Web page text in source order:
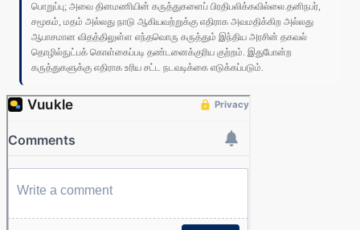
பொறுப்பு; அவை தினமணியின் கருத்துகளைப் பிரதிபலிக்கவில்லை.தனிநபர்,
சமூகம், மதம் அல்லது நாடு ஆகியவற்றுக்கு எதிராக அவமதிக்கிற அல்லது
ஆபாசமான விதத்திலுள்ள எந்தவொரு கருத்தும் இந்திய அரசின் தகவல்
தொழில்நுட்பக் கொள்கைப்படி தண்டனைக்குரிய குற்றம். இதுபோன்ற
கருத்துகளுக்கு எதிராக உரிய சட்ட நடவடிக்கை எடுக்கப்படும்.